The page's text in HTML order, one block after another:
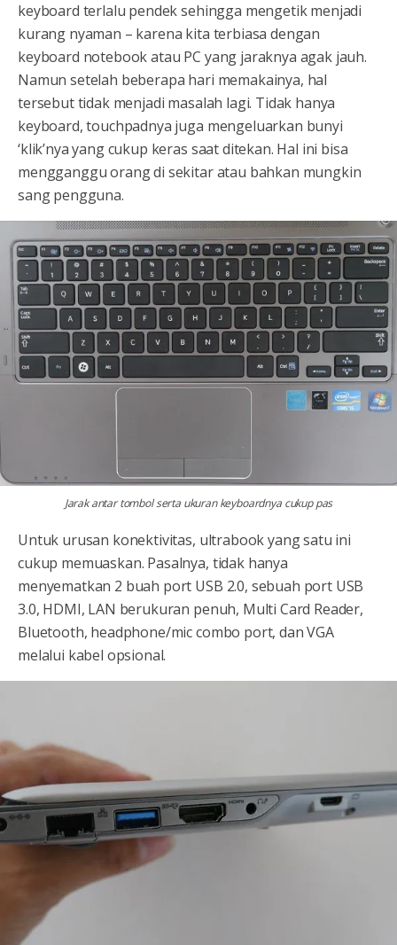
keyboard terlalu pendek sehingga mengetik menjadi
kurang nyaman – karena kita terbiasa dengan
keyboard notebook atau PC yang jaraknya agak jauh.
Namun setelah beberapa hari memakainya, hal
tersebut tidak menjadi masalah lagi. Tidak hanya
keyboard, touchpadnya juga mengeluarkan bunyi
‘klik’nya yang cukup keras saat ditekan. Hal ini bisa
mengganggu orang di sekitar atau bahkan mungkin
sang pengguna.
Jarak antar tombol serta ukuran keyboardnya cukup pas
Untuk urusan konektivitas, ultrabook yang satu ini
cukup memuaskan. Pasalnya, tidak hanya
menyematkan 2 buah port USB 2.0, sebuah port USB
3.0, HDMI, LAN berukuran penuh, Multi Card Reader,
Bluetooth, headphone/mic combo port, dan VGA
melalui kabel opsional.